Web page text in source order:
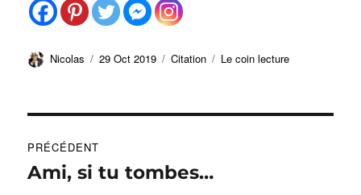
Auteur
Nicolas
Publié
29 Oct 2019 Format
Citation Catégories
Le coin lecture
de
PRÉCÉDENT
Publication
Ami, si tu tombes…